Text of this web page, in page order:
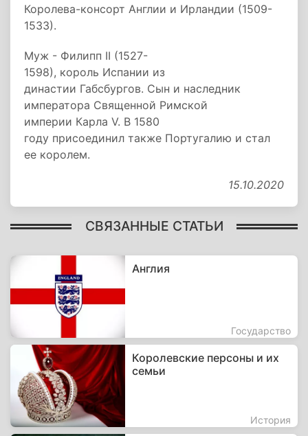
Королева-консорт Англии и Ирландии (1509-
1533).
Муж - Филипп II (1527-
1598), король Испании из
династии Габсбургов. Сын и наследник
императора Священной Римской
империи Карла V. В 1580
году присоединил также Португалию и стал
ее королем.
15.10.2020
СВЯЗАННЫЕ СТАТЬИ
Англия
Государство
Королевские персоны и их
семьи
История